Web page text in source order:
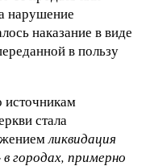
нарушение
наказание в виде
в пользу
стала
ликвидация
городах, примерно